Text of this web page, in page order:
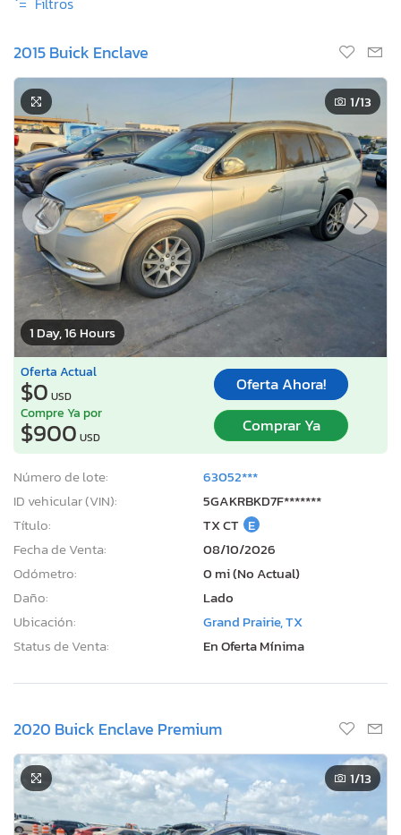
2015 Buick Enclave
1 Day, 16 Hours
1/13
Oferta Actual
$0 USD
Oferta Ahora!
Compre Ya por
$900 USD
Comprar Ya
Número de lote:
63052***
ID vehicular (VIN):
5GAKRBKD7F*******
Título:
TX CT E
Fecha de Venta:
08/10/2026
Odómetro:
0 mi (No Actual)
Daño:
Lado
Ubicación:
Grand Prairie, TX
Status de Venta:
En Oferta Mínima
2020 Buick Enclave Premium
1/13